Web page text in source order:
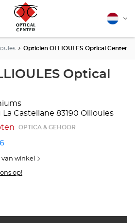
Opticien OLLIOULES Optical Center
Optical
La Castellane 83190 Ollioules
OPTICA & GEHOOR
winkel
op!